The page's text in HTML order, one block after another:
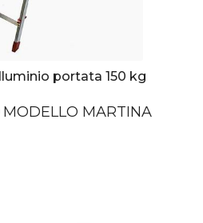
portata 150 kg
MODELLO MARTINA